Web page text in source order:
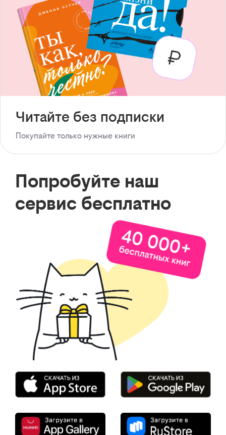
Читайте без подписки
Покупайте только нужные книги
Попробуйте наш
сервис бесплатно